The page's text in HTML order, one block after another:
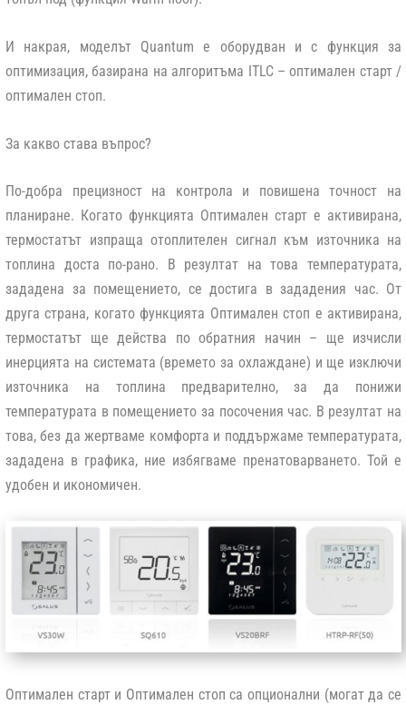
И накрая, моделът Quantum е оборудван и с функция за
оптимизация, базирана на алгоритъма ITLC – оптимален старт /
оптимален стоп.
За какво става въпрос?
По-добра прецизност на контрола и повишена точност на
планиране. Когато функцията Оптимален старт е активирана,
термостатът изпраща отоплителен сигнал към източника на
топлина доста по-рано. В резултат на това температурата,
зададена за помещението, се достига в зададения час. От
друга страна, когато функцията Оптимален стоп е активирана,
термостатът ще действа по обратния начин – ще изчисли
инерцията на системата (времето за охлаждане) и ще изключи
източника на топлина предварително, за да понижи
температурата в помещението за посочения час. В резултат на
това, без да жертваме комфорта и поддържаме температурата,
зададена в графика, ние избягваме пренатоварването. Той е
удобен и икономичен.
Оптимален старт и Оптимален стоп са опционални (могат да се